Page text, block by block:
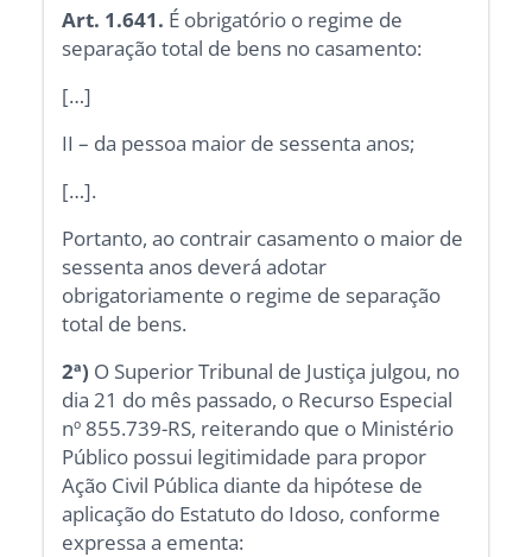
Art. 1.641. É obrigatório o regime de
separação total de bens no casamento:
[…]
II – da pessoa maior de sessenta anos;
[…].
Portanto, ao contrair casamento o maior de
sessenta anos deverá adotar
obrigatoriamente o regime de separação
total de bens.
2ª) O Superior Tribunal de Justiça julgou, no
dia 21 do mês passado, o Recurso Especial
nº 855.739-RS, reiterando que o Ministério
Público possui legitimidade para propor
Ação Civil Pública diante da hipótese de
aplicação do Estatuto do Idoso, conforme
expressa a ementa: